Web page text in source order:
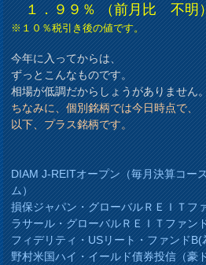
１．９９％ （前月比 不明
※１０％税引き後の値です。
今年に入ってからは、
ずっとこんなものです。
相場が低調だからしょうがありません
ちなみに、個別銘柄では今日時点で、
以下、プラス銘柄です。
DIAM J-REITオープン（毎月決算コー
ム）
損保ジャパン・グローバルＲＥＩＴフ
ラサール・グローバルＲＥＩＴファン
フィデリティ・USリート・ファンド
野村米国ハイ・イールド債券投信（豪